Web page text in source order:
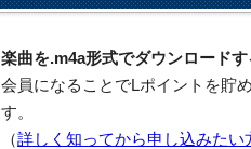
楽曲を.m4a形式でダウンロード
会員になることでLポイントを貯
す。
（詳しく知ってから申し込みた